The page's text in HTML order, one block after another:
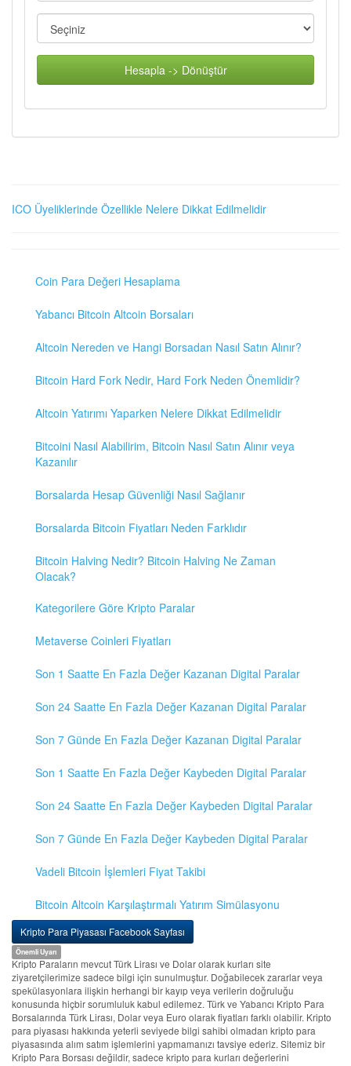
Hesapla -> Dönüştür
ICO Üyeliklerinde Özellikle Nelere Dikkat Edilmelidir
Coin Para Değeri Hesaplama
Yabancı Bitcoin Altcoin Borsaları
Altcoin Nereden ve Hangi Borsadan Nasıl Satın Alınır?
Bitcoin Hard Fork Nedir, Hard Fork Neden Önemlidir?
Altcoin Yatırımı Yaparken Nelere Dikkat Edilmelidir
Bitcoini Nasıl Alabilirim, Bitcoin Nasıl Satın Alınır veya
Kazanılır
Borsalarda Hesap Güvenliği Nasıl Sağlanır
Borsalarda Bitcoin Fiyatları Neden Farklıdır
Bitcoin Halving Nedir? Bitcoin Halving Ne Zaman
Olacak?
Kategorilere Göre Kripto Paralar
Metaverse Coinleri Fiyatları
Son 1 Saatte En Fazla Değer Kazanan Digital Paralar
Son 24 Saatte En Fazla Değer Kazanan Digital Paralar
Son 7 Günde En Fazla Değer Kazanan Digital Paralar
Son 1 Saatte En Fazla Değer Kaybeden Digital Paralar
Son 24 Saatte En Fazla Değer Kaybeden Digital Paralar
Son 7 Günde En Fazla Değer Kaybeden Digital Paralar
Vadeli Bitcoin İşlemleri Fiyat Takibi
Bitcoin Altcoin Karşılaştırmalı Yatırım Simülasyonu
Kripto Para Piyasası Facebook Sayfası
Önemli Uyarı
Kripto Paraların mevcut Türk Lirası ve Dolar olarak kurları site
ziyaretçilerimize sadece bilgi için sunulmuştur. Doğabilecek zararlar veya
spekülasyonlara ilişkin herhangi bir kayıp veya verilerin doğruluğu
konusunda hiçbir sorumluluk kabul edilemez. Türk ve Yabancı Kripto Para
Borsalarında Türk Lirası, Dolar veya Euro olarak fiyatları farklı olabilir. Kripto
para piyasası hakkında yeterli seviyede bilgi sahibi olmadan kripto para
piyasasında alım satım işlemlerini yapmamanızı tavsiye ederiz. Sitemiz bir
Kripto Para Borsası değildir, sadece kripto para kurları değerlerini